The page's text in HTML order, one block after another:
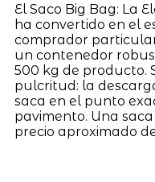
El Saco Big Bag: La
ha convertido en el
comprador
un contenedor
500 kg de producto.
pulcritud: la
saca en el punto
pavimento. Una
precio aproximado